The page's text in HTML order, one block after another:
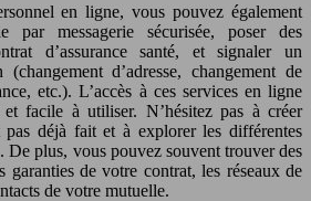
en ligne, vous pouvez également
par messagerie sécurisée, poser des
d’assurance santé, et signaler un
d’adresse, changement de
etc.). L’accès à ces services en ligne
et facile à utiliser. N’hésitez pas à créer
pas déjà fait et à explorer les différentes
De plus, vous pouvez souvent trouver des
garanties de votre contrat, les réseaux de
de votre mutuelle.